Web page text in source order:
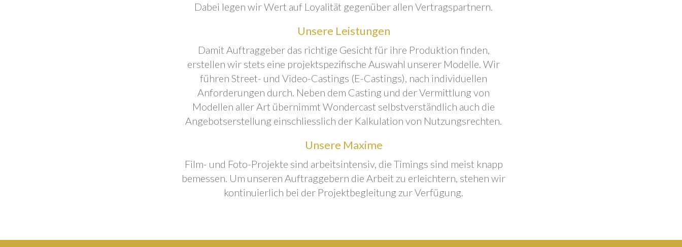
Dabei legen wir Wert auf Loyalität gegenüber allen Vertragspartnern.
Unsere Leistungen
Damit Auftraggeber das richtige Gesicht für ihre Produktion finden,
erstellen wir stets eine projektspezifische Auswahl unserer Modelle. Wir
führen Street- und Video-Castings (E-Castings), nach individuellen
Anforderungen durch. Neben dem Casting und der Vermittlung von
Modellen aller Art übernimmt Wondercast selbstverständlich auch die
Angebotserstellung einschliesslich der Kalkulation von Nutzungsrechten.
Unsere Maxime
Film- und Foto-Projekte sind arbeitsintensiv, die Timings sind meist knapp
bemessen. Um unseren Auftraggebern die Arbeit zu erleichtern, stehen wir
kontinuierlich bei der Projektbegleitung zur Verfügung.